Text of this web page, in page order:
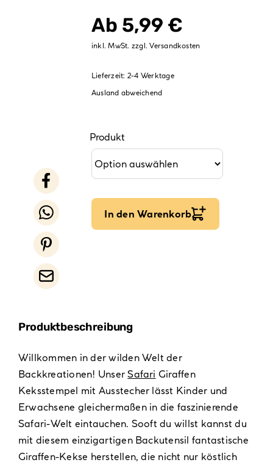
Ab 5,99 €
inkl. MwSt. zzgl.Versandkosten
Lieferzeit: 2-4 Werktage
Ausland abweichend
Produkt
In den Warenkorb
Produktbeschreibung
Willkommen in der wilden Welt der
Backkreationen! UnserSafari Giraffen
Keksstempel mit Ausstecher lässt Kinder und
Erwachsene gleichermaßen in die faszinierende
Safari-Welt eintauchen. Sooft du willst kannst du
mit diesem einzigartigen Backutensil fantastische
Giraffen-Kekse herstellen, die nicht nur köstlich